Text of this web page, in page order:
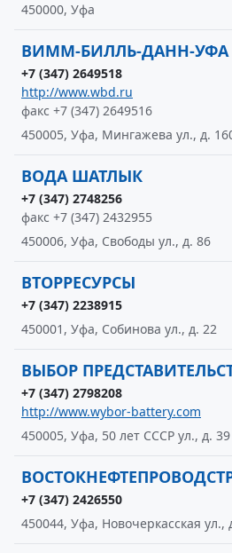
450000, Уфа
ВИММ-БИЛЛЬ-ДАНН-УФА
+7 (347) 2649518
http://www.wbd.ru
факс +7 (347) 2649516
450005, Уфа, Мингажева ул., д.
ВОДА ШАТЛЫК
+7 (347) 2748256
факс +7 (347) 2432955
450006, Уфа, Свободы ул., д. 86
ВТОРРЕСУРСЫ
+7 (347) 2238915
450001, Уфа, Собинова ул., д. 22
ВЫБОР
+7 (347) 2798208
http://www.wybor-battery.com
450005, Уфа, 50 лет СССР ул., д. 39
+7 (347) 2426550
450044, Уфа, Новочеркасская ул.,